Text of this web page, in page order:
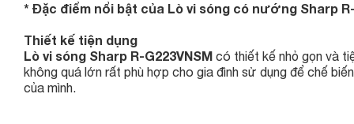
* Đặc điểm nổi bật của Lò vi sóng có nướng Sharp
Thiết kế tiện dụng
Lò vi sóng Sharp R-G223VNSM có thiết kế nhỏ gọn và
không quá lớn rất phù hợp cho gia đình sử dụng để chế
của mình.